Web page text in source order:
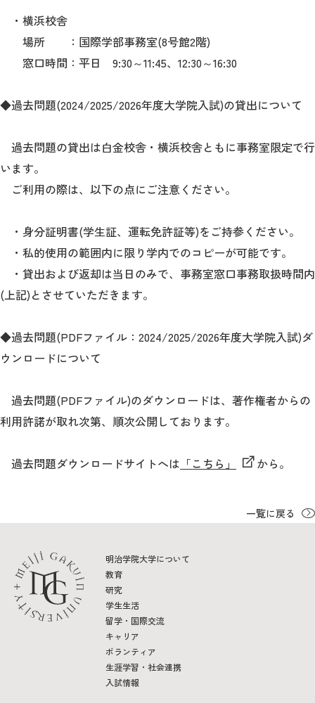
・横浜校舎
場所 ：国際学部事務室(8号館2階)
窓口時間：平日 9:30～11:45、12:30～16:30
◆過去問題(2024/2025/2026年度大学院入試)の貸出について
過去問題の貸出は白金校舎・横浜校舎ともに事務室限定で行
います。
ご利用の際は、以下の点にご注意ください。
・身分証明書(学生証、運転免許証等)をご持参ください。
・私的使用の範囲内に限り学内でのコピーが可能です。
・貸出および返却は当日のみで、事務室窓口事務取扱時間内
(上記)とさせていただきます。
◆過去問題(PDFファイル：2024/2025/2026年度大学院入試)ダ
ウンロードについて
過去問題(PDFファイル)のダウンロードは、著作権者からの
利用許諾が取れ次第、順次公開しております。
過去問題ダウンロードサイトへは 「こちら」 から。
一覧に戻る
明治学院大学について
教育
研究
学生生活
留学・国際交流
キャリア
ボランティア
生涯学習・社会連携
入試情報